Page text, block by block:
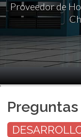
Proveedor de
Info de pago
Aviso de